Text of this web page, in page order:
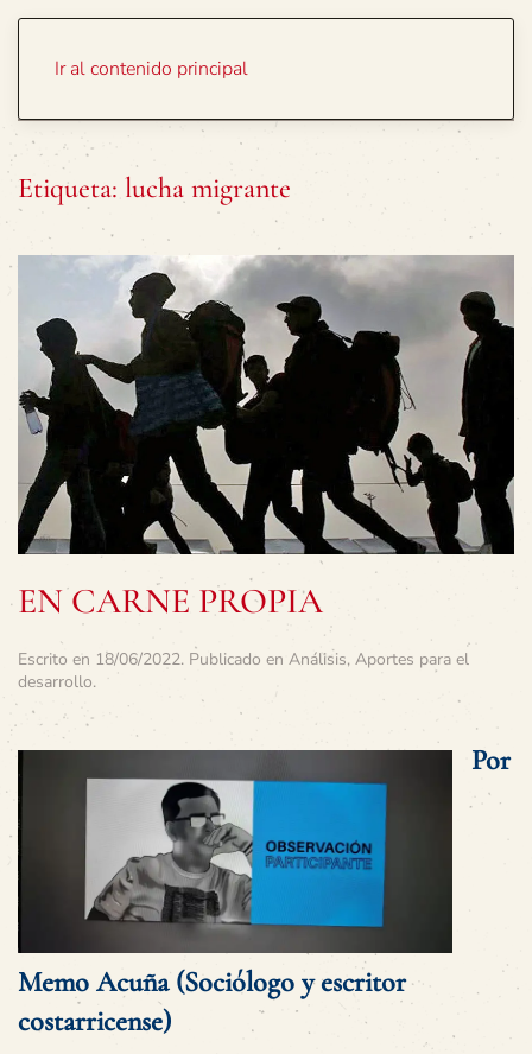
Ir al contenido principal
Etiqueta: lucha migrante
EN CARNE PROPIA
Escrito en 18/06/2022. Publicado en Análisis, Aportes para el
desarrollo.
Por
Memo Acuña (Sociólogo y escritor
costarricense)